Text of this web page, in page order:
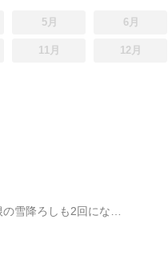
5月 6月
11月 12月